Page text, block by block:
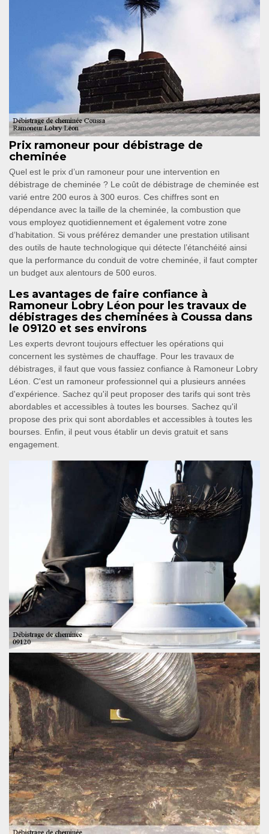
Prix ramoneur pour débistrage de
cheminée
Quel est le prix d’un ramoneur pour une intervention en
débistrage de cheminée ? Le coût de débistrage de cheminée est
varié entre 200 euros à 300 euros. Ces chiffres sont en
dépendance avec la taille de la cheminée, la combustion que
vous employez quotidiennement et également votre zone
d’habitation. Si vous préférez demander une prestation utilisant
des outils de haute technologique qui détecte l’étanchéité ainsi
que la performance du conduit de votre cheminée, il faut compter
un budget aux alentours de 500 euros.
Les avantages de faire confiance à
Ramoneur Lobry Léon pour les travaux de
débistrages des cheminées à Coussa dans
le 09120 et ses environs
Les experts devront toujours effectuer les opérations qui
concernent les systèmes de chauffage. Pour les travaux de
débistrages, il faut que vous fassiez confiance à Ramoneur Lobry
Léon. C'est un ramoneur professionnel qui a plusieurs années
d'expérience. Sachez qu'il peut proposer des tarifs qui sont très
abordables et accessibles à toutes les bourses. Sachez qu'il
propose des prix qui sont abordables et accessibles à toutes les
bourses. Enfin, il peut vous établir un devis gratuit et sans
engagement.